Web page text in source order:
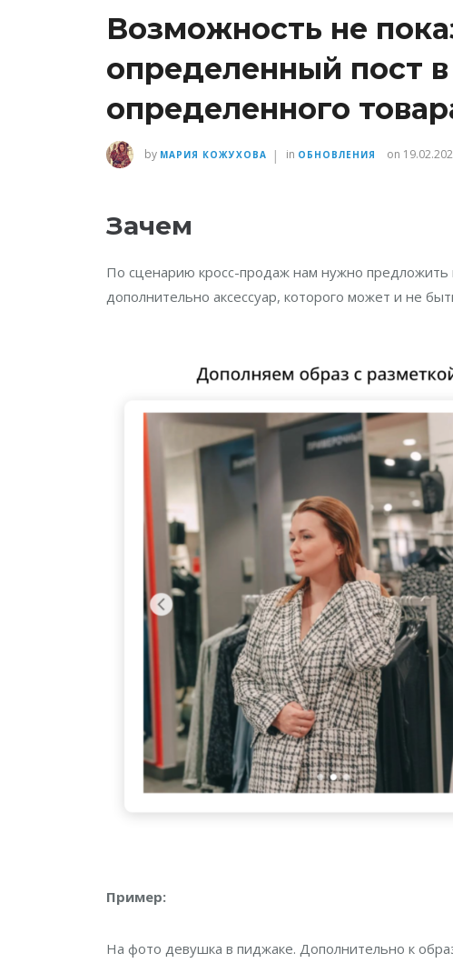
Возможность не
определенный пост в
определенного
by МАРИЯ КОЖУХОВА | in ОБНОВЛЕНИЯ on
Зачем
По сценарию кросс-продаж нам нужно предложить
дополнительно аксессуар, которого может и не
Пример:
На фото девушка в пиджаке. Дополнительно к